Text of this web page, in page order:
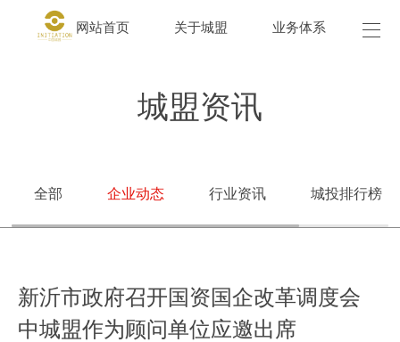
网站首页 关于城盟 业务体系 城
城盟资讯
全部 企业动态 行业资讯 城投排行榜
新沂市政府召开国资国企改革调度会
中城盟作为顾问单位应邀出席